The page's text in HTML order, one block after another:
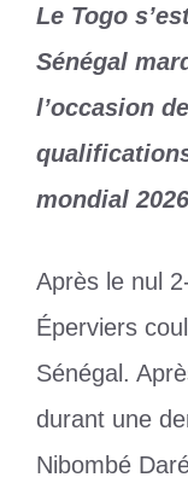
Le Togo
Sénégal
l’occasion
mondial
Après le nul
Éperviers
Sénégal.
durant une
Nibombé